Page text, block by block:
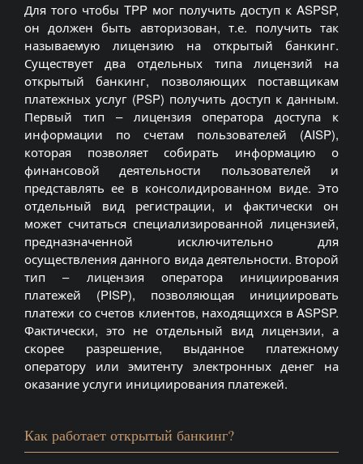
Для того чтобы TPP мог получить доступ к ASPSP,
он должен быть авторизован, т.е. получить так
называемую лицензию на открытый банкинг.
Существует два отдельных типа лицензий на
открытый банкинг, позволяющих поставщикам
платежных услуг (PSP) получить доступ к данным.
Первый тип – лицензия оператора доступа к
информации по счетам пользователей (AISP),
которая позволяет собирать информацию о
финансовой деятельности пользователей и
представлять ее в консолидированном виде. Это
отдельный вид регистрации, и фактически он
может считаться специализированной лицензией,
предназначенной исключительно для
осуществления данного вида деятельности. Второй
тип – лицензия оператора инициирования
платежей (PISP), позволяющая инициировать
платежи со счетов клиентов, находящихся в ASPSP.
Фактически, это не отдельный вид лицензии, а
скорее разрешение, выданное платежному
оператору или эмитенту электронных денег на
оказание услуги инициирования платежей.
Как работает открытый банкинг?